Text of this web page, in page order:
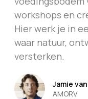
workshops en
Hier werk je in
waar natuur,
versterken.
Jamie
AMORV